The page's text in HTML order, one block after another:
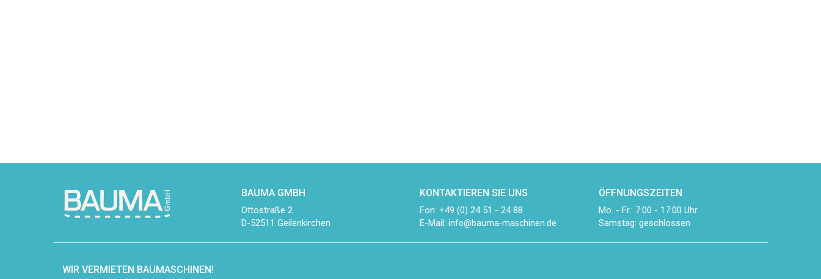
BAUMA GMBH
Ottostraße 2
D-52511 Geilenkirchen
KONTAKTIEREN SIE UNS
Fon: +49 (0) 24 51 - 24 88
E-Mail: info@bauma-maschinen.de
ÖFFNUNGSZEITEN
Mo. - Fr.: 7:00 - 17:00 Uhr
Samstag: geschlossen
WIR VERMIETEN BAUMASCHINEN!